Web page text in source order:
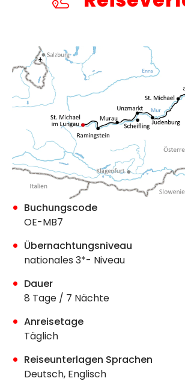
Buchungscode
OE-MB7
Übernachtungsniveau
nationales 3*- Niveau
Dauer
8 Tage / 7 Nächte
Anreisetage
Täglich
Reiseunterlagen Sprachen
Deutsch, Englisch